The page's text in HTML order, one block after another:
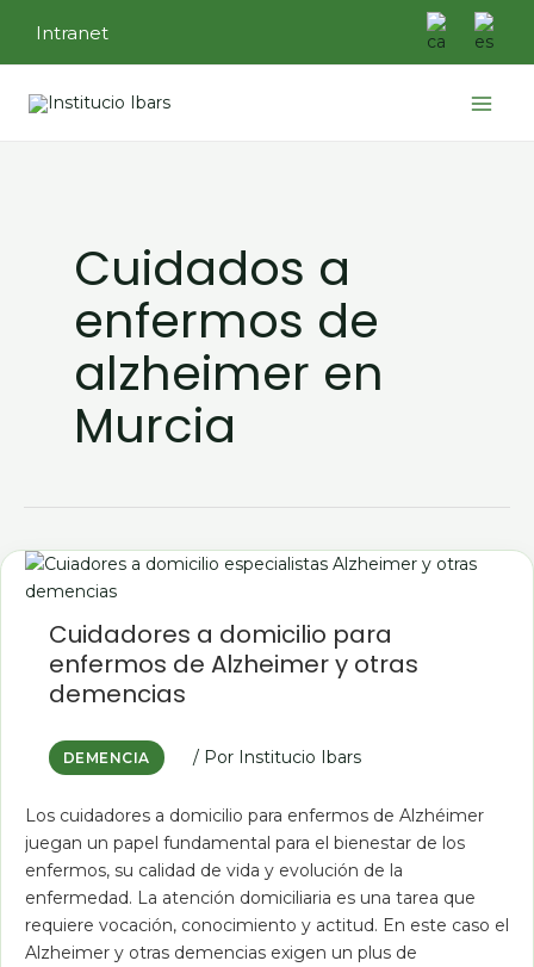
contenido
Intranet
Cuidados a
enfermos de
alzheimer en
Murcia
Cuidadores a domicilio para
enfermos de Alzheimer y otras
demencias
DEMENCIA / Por Institucio Ibars
Los cuidadores a domicilio para enfermos de Alzhéimer
juegan un papel fundamental para el bienestar de los
enfermos, su calidad de vida y evolución de la
enfermedad. La atención domiciliaria es una tarea que
requiere vocación, conocimiento y actitud. En este caso el
Alzheimer y otras demencias exigen un plus de
Cuidadores
a
domicilio
enfermos
de
Alzheimer
y
otras
demencias